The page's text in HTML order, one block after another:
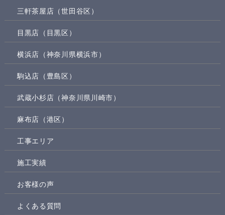
三軒茶屋店（世田谷区）
目黒店（目黒区）
横浜店（神奈川県横浜市）
駒込店（豊島区）
武蔵小杉店（神奈川県川崎市）
麻布店（港区）
工事エリア
施工実績
お客様の声
よくある質問